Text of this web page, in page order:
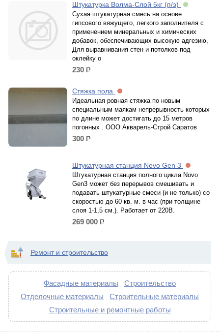
Штукатурка Волма-Слой 5кг (п/э)
Сухая штукатурная смесь на основе
гипсового вяжущего, легкого заполнителя с
применением минеральных и химических
добавок, обеспечивающих высокую адгезию,
Для выравнивания стен и потолков под
оклейку о
230 р.
Стяжка пола
Идеальная ровная стяжка по новым
специальным маякам непрерывность которых
по длине может достигать до 15 метров
погонных . ООО Акварель-Строй Саратов
300 р.
Штукатурная станция Novo Gen 3
Штукатурная станция полного цикла Novo
Gen3 может без перерывов смешивать и
подавать штукатурные смеси (и не только) со
скоростью до 60 кв. м. в час (при толщине
слоя 1-1,5 см.). Работает от 220В.
269 000 р.
Ремонт и строительство
Фасадные материалы
Строительство
Отделочные материалы
Строительные материалы
Строительные и ремонтные работы